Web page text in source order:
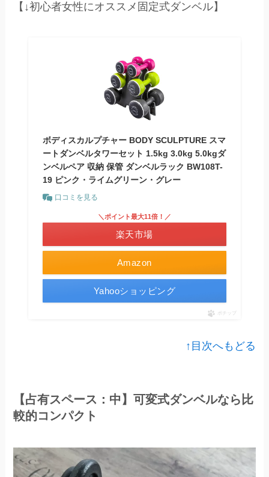
【↓初心者女性にオススメ固定式ダンベル】
ボディスカルプチャー BODY SCULPTURE スマ
ートダンベルタワーセット 1.5kg 3.0kg 5.0kgダ
ンベルペア 収納 保管 ダンベルラック BW108T-
19 ピンク・ライムグリーン・グレー
口コミを見る
Amazon
＼ポイント最大11倍！／
楽天市場
Yahooショッピング
ポチップ
↑目次へもどる
【占有スペース：中】可変式ダンベルなら比
較的コンパクト